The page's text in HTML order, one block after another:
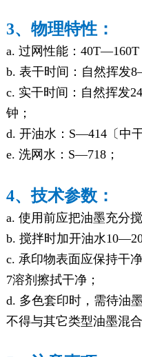
3、物理特性：
a. 过网性能：40T—160T
b. 表干时间：自然挥发
c. 实干时间：自然挥发
钟；
d. 开油水：S—414〔中
e. 洗网水：S—718；
4、技术参数：
a. 使用前应把油墨充分
b. 搅拌时加开油水
c. 承印物表面应保持干
7溶剂擦拭干净；
d. 多色套印时，需待油
不得与其它类型油墨混合